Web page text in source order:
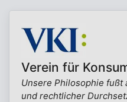
Verein für
Unsere Philosophie fußt
und rechtlicher